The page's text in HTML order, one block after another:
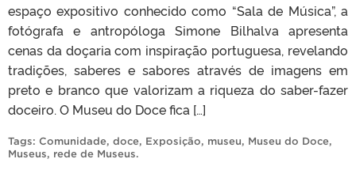
espaço expositivo conhecido como “Sala de Música”, a
fotógrafa e antropóloga Simone Bilhalva apresenta
cenas da doçaria com inspiração portuguesa, revelando
tradições, saberes e sabores através de imagens em
preto e branco que valorizam a riqueza do saber-fazer
doceiro. O Museu do Doce fica […]
Tags: Comunidade, doce, Exposição, museu, Museu do Doce,
Museus, rede de Museus.